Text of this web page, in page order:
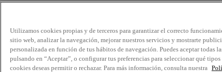
Utilizamos cookies propias y de terceros para garantizar el correcto
sitio web, analizar la navegación, mejorar nuestros servicios y mostrarte
personalizada en función de tus hábitos de navegación. Puedes aceptar todas
pulsando en “Aceptar”, o configurar tus preferencias para seleccionar qué tipos
cookies deseas permitir o rechazar. Para más información, consulta nuestra